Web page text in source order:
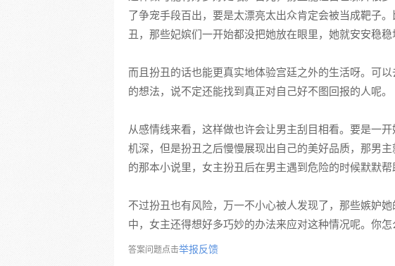
了争宠手段百出，要是太漂亮太出众肯定会被当成靶子。
丑，那些妃嫔们一开始都没把她放在眼里，她就安安稳稳
而且扮丑的话也能更真实地体验宫廷之外的生活呀。可
的想法，说不定还能找到真正对自己好不图回报的人呢。
从感情线来看，这样做也许会让男主刮目相看。要是一
机深，但是扮丑之后慢慢展现出自己的美好品质，那男
的那本小说里，女主扮丑后在男主遇到危险的时候默默
不过扮丑也有风险，万一不小心被人发现了，那些嫉妒
中，女主还得想好多巧妙的办法来应对这种情况呢。你怎
答案问题点击举报反馈